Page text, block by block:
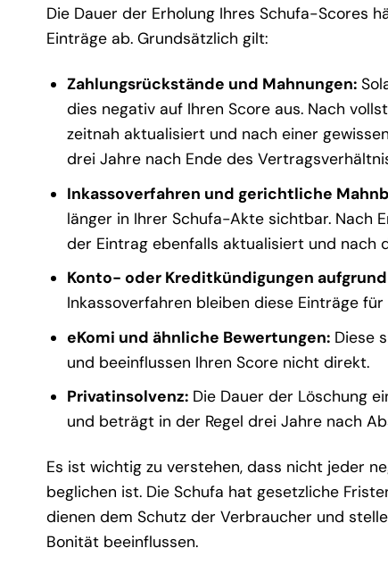
Die Dauer der Erholung Ihres Schufa-Scores
Einträge ab. Grundsätzlich gilt:
Zahlungsrückstände und Mahnungen:
dies negativ auf Ihren Score aus. Nach
zeitnah aktualisiert und nach einer
drei Jahre nach Ende des
Inkassoverfahren und gerichtliche
länger in Ihrer Schufa-Akte sichtbar. Nach
der Eintrag ebenfalls aktualisiert und nach
Konto- oder Kreditkündigungen
Inkassoverfahren bleiben diese Einträge
eKomi und ähnliche Bewertungen:Diese
und beeinflussen Ihren Score nicht direkt.
Privatinsolvenz:Die Dauer der Löschung
und beträgt in der Regel drei Jahre nach
Es ist wichtig zu verstehen, dass nicht jeder
beglichen ist. Die Schufa hat gesetzliche
dienen dem Schutz der Verbraucher und
Bonität beeinflussen.